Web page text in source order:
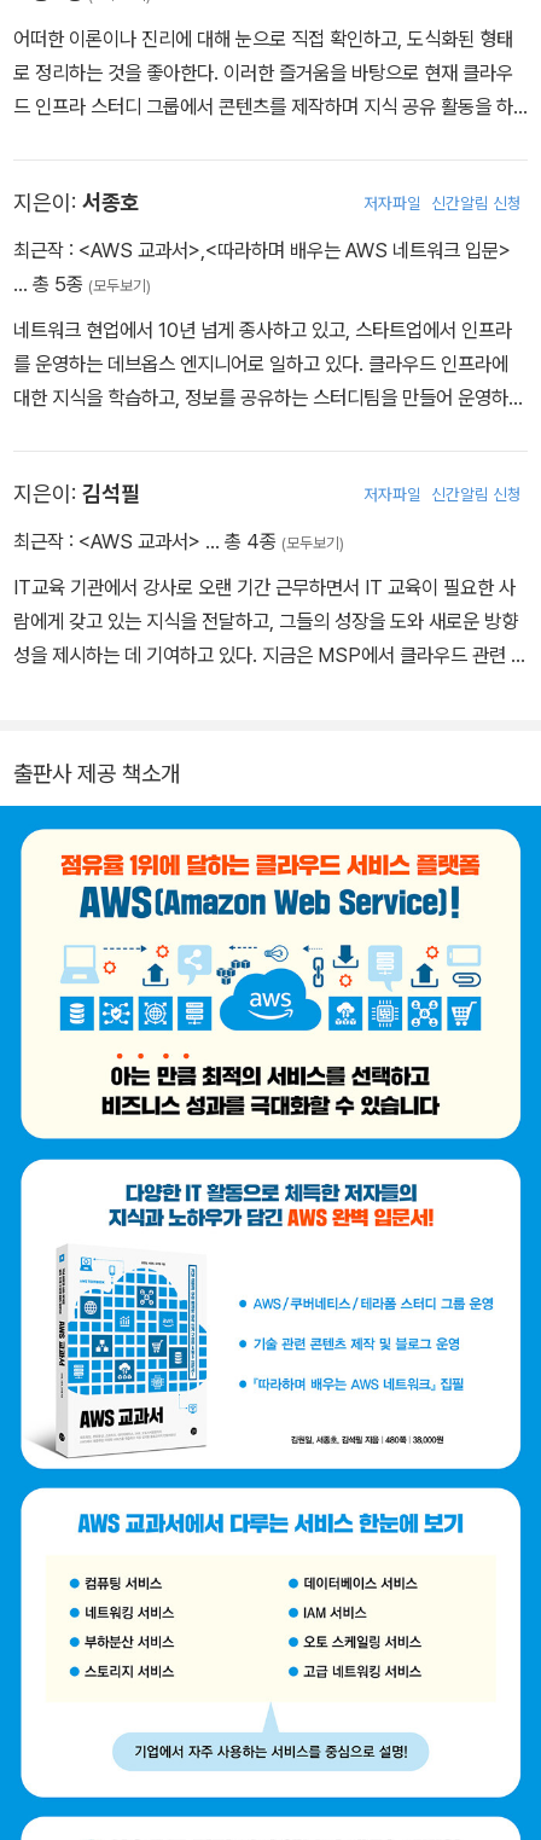
어떠한 이론이나 진리에 대해 눈으로 직접 확인하고, 도식화된 형태
로 정리하는 것을 좋아한다. 이러한 즐거움을 바탕으로 현재 클라우
드 인프라 스터디 그룹에서 콘텐츠를 제작하며 지식 공유 활동을 하
지은이: 서종호 저자파일 신간알림 신청
최근작 : <AWS 교과서> <따라하며 배우는 AWS 네트워크 입문>
… 총 5종 (모두보기)
네트워크 현업에서 10년 넘게 종사하고 있고, 스타트업에서 인프라
를 운영하는 데브옵스 엔지니어로 일하고 있다. 클라우드 인프라에
대한 지식을 학습하고, 정보를 공유하는 스터디팀을 만들어 운영하고
지은이: 김석필 저자파일 신간알림 신청
최근작 : <AWS 교과서> … 총 4종 (모두보기)
IT교육 기관에서 강사로 오랜 기간 근무하면서 IT 교육이 필요한 사
람에게 갖고 있는 지식을 전달하고, 그들의 성장을 도와 새로운 방향
성을 제시하는 데 기여하고 있다. 지금은 MSP에서 클라우드 관련 전
출판사 제공 책소개